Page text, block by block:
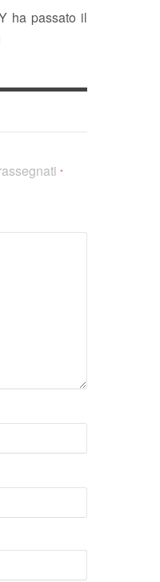
ha passato il
*